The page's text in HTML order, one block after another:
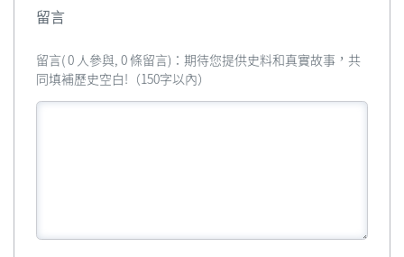
留言
留言( 0 人參與, 0 條留言)：期待您提供史料和真實故事，共
同填補歷史空白!（150字以內）